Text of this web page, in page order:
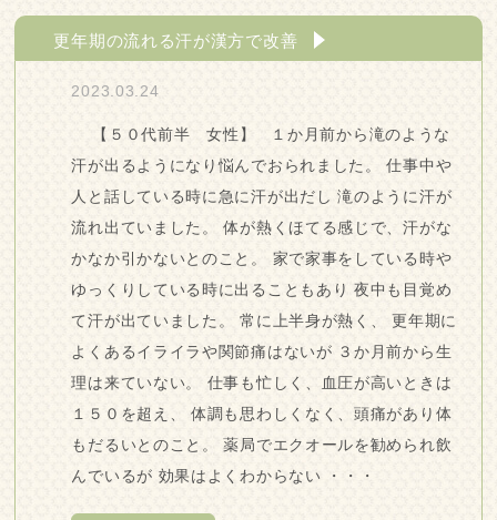
更年期の流れる汗が漢方で改善
2023.03.24
【５０代前半 女性】 １か月前から滝のような
汗が出るようになり悩んでおられました。 仕事中や
人と話している時に急に汗が出だし 滝のように汗が
流れ出ていました。 体が熱くほてる感じで、汗がな
かなか引かないとのこと。 家で家事をしている時や
ゆっくりしている時に出ることもあり 夜中も目覚め
て汗が出ていました。 常に上半身が熱く、 更年期に
よくあるイライラや関節痛はないが ３か月前から生
理は来ていない。 仕事も忙しく、血圧が高いときは
１５０を超え、 体調も思わしくなく、頭痛があり体
もだるいとのこと。 薬局でエクオールを勧められ飲
んでいるが 効果はよくわからない ・・・